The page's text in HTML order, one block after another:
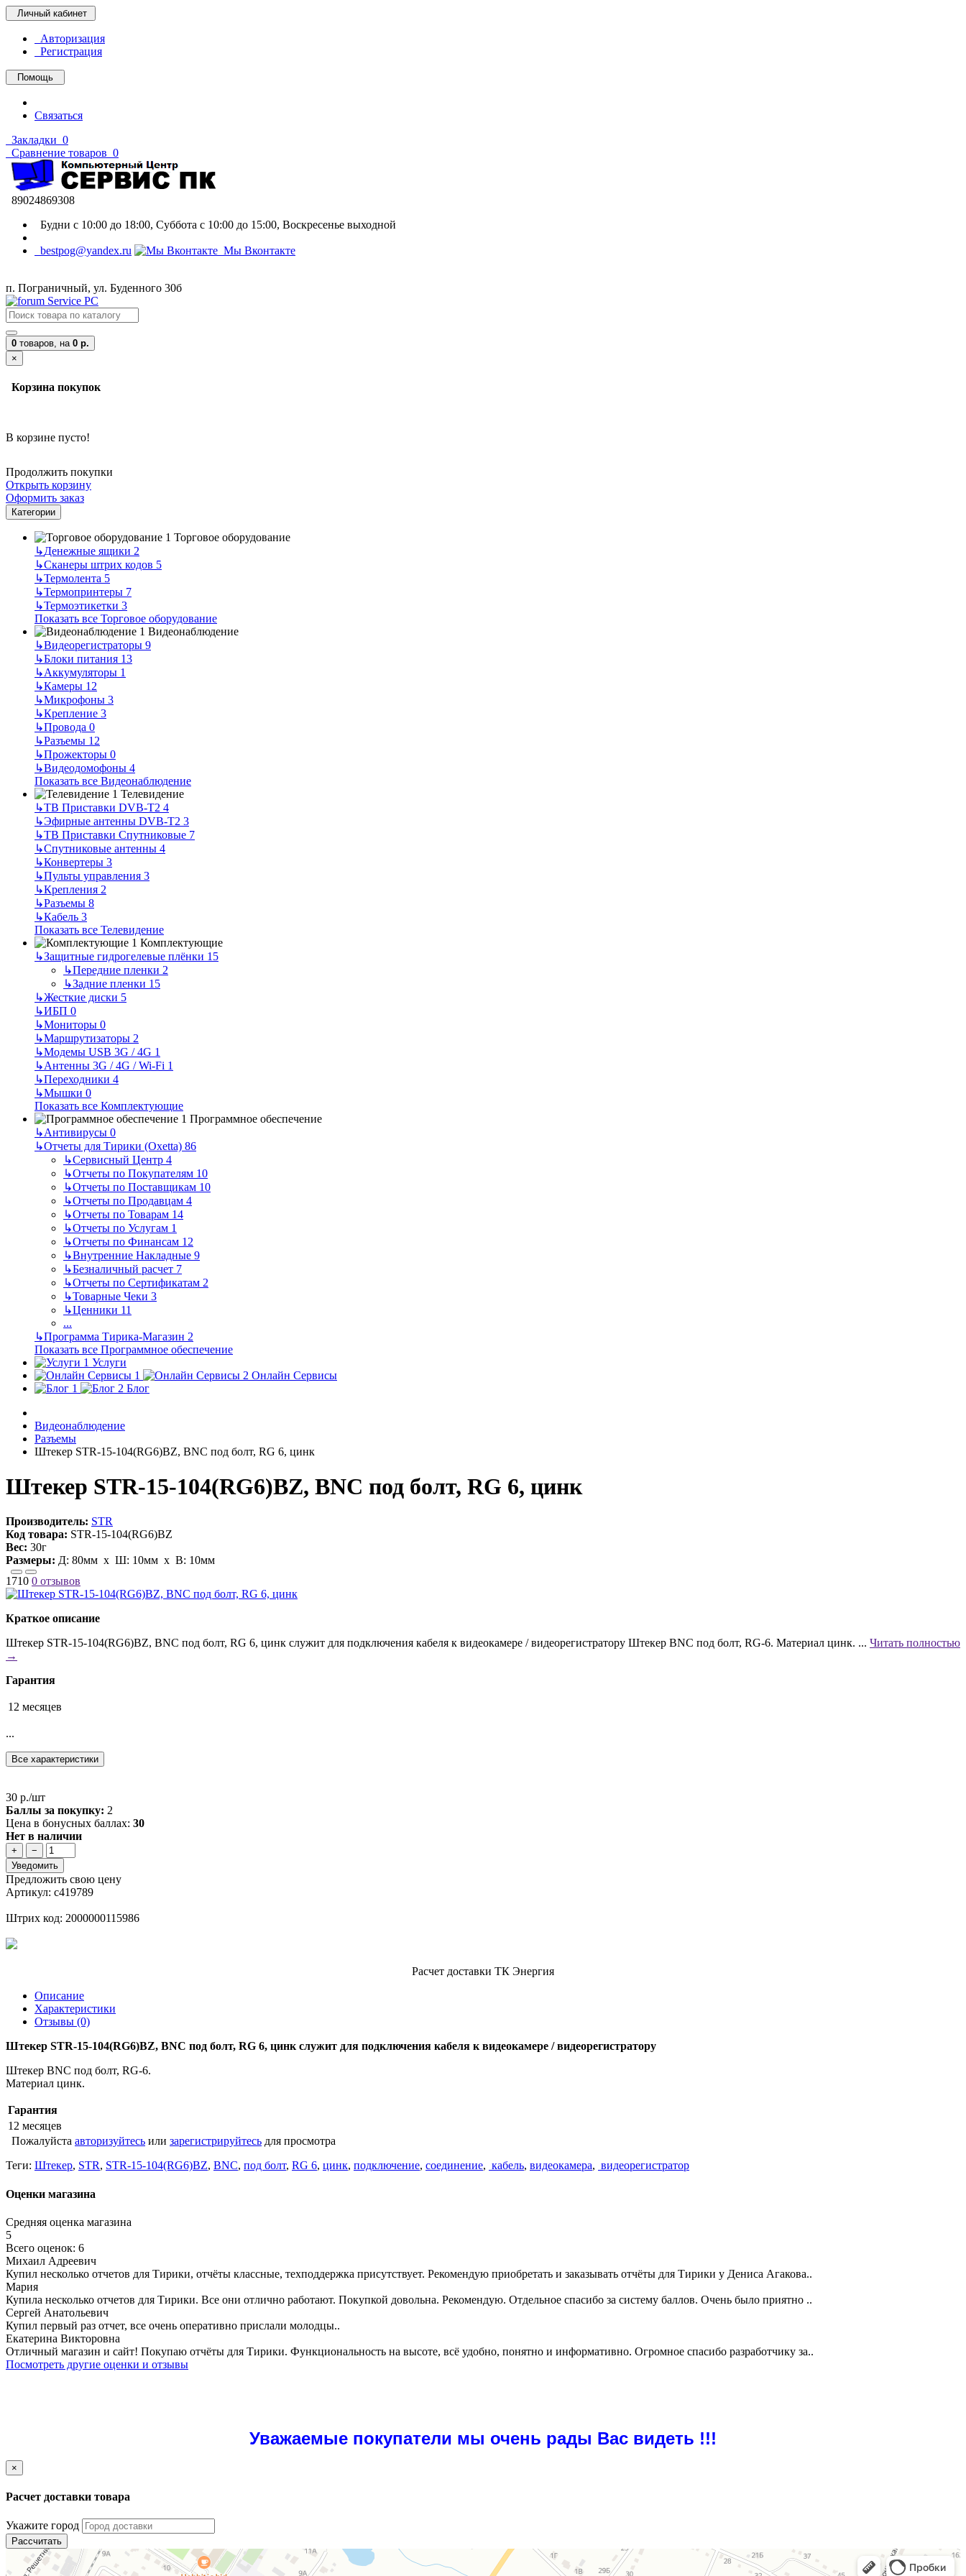
Личный кабинет
Авторизация
Регистрация
Помощь
Связаться
Закладки 0
Сравнение товаров 0
89024869308
Будни с 10:00 до 18:00, Суббота с 10:00 до 15:00, Воскресенье выходной
bestpog@yandex.ru Мы Вконтакте
п. Пограничный, ул. Буденного 30б
0 товаров, на 0 р.
×
Корзина покупок
В корзине пусто!
Продолжить покупки
Открыть корзину
Оформить заказ
Категории
Торговое оборудование
↳Денежные ящики 2
↳Сканеры штрих кодов 5
↳Термолента 5
↳Термопринтеры 7
↳Термоэтикетки 3
Показать все Торговое оборудование
Видеонаблюдение
↳Видеорегистраторы 9
↳Блоки питания 13
↳Аккумуляторы 1
↳Камеры 12
↳Микрофоны 3
↳Крепление 3
↳Провода 0
↳Разъемы 12
↳Прожекторы 0
↳Видеодомофоны 4
Показать все Видеонаблюдение
Телевидение
↳ТВ Приставки DVB-T2 4
↳Эфирные антенны DVB-T2 3
↳ТВ Приставки Спутниковые 7
↳Спутниковые антенны 4
↳Конвертеры 3
↳Пульты управления 3
↳Крепления 2
↳Разъемы 8
↳Кабель 3
Показать все Телевидение
Комплектующие
↳Защитные гидрогелевые плёнки 15
↳Передние пленки 2
↳Задние пленки 15
↳Жесткие диски 5
↳ИБП 0
↳Мониторы 0
↳Маршрутизаторы 2
↳Модемы USB 3G / 4G 1
↳Антенны 3G / 4G / Wi-Fi 1
↳Переходники 4
↳Мышки 0
Показать все Комплектующие
Программное обеспечение
↳Антивирусы 0
↳Отчеты для Тирики (Oxetta) 86
↳Сервисный Центр 4
↳Отчеты по Покупателям 10
↳Отчеты по Поставщикам 10
↳Отчеты по Продавцам 4
↳Отчеты по Товарам 14
↳Отчеты по Услугам 1
↳Отчеты по Финансам 12
↳Внутренние Накладные 9
↳Безналичный расчет 7
↳Отчеты по Сертификатам 2
↳Товарные Чеки 3
↳Ценники 11
...
↳Программа Тирика-Магазин 2
Показать все Программное обеспечение
Услуги
Онлайн Сервисы
Блог
Видеонаблюдение
Разъемы
Штекер STR-15-104(RG6)BZ, BNC под болт, RG 6, цинк
Штекер STR-15-104(RG6)BZ, BNC под болт, RG 6, цинк
Производитель: STR
Код товара: STR-15-104(RG6)BZ
Вес: 30г
Размеры: Д: 80мм х Ш: 10мм x В: 10мм
1710 0 отзывов
Краткое описание
Штекер STR-15-104(RG6)BZ, BNC под болт, RG 6, цинк служит для подключения кабеля к видеокамере / видеорегистратору Штекер BNC под болт, RG-6. Материал цинк. ... Читать полностью
→
Гарантия
12 месяцев
...
Все характеристики
30 р./шт
Баллы за покупку: 2
Цена в бонусных баллах: 30
Нет в наличии
+
−
Уведомить
Предложить свою цену
Артикул: с419789
Штрих код: 2000000115986
Расчет доставки ТК Энергия
Описание
Характеристики
Отзывы (0)
Штекер STR-15-104(RG6)BZ, BNC под болт, RG 6, цинк служит для подключения кабеля к видеокамере / видеорегистратору
Штекер BNC под болт, RG-6.
Материал цинк.
Гарантия
12 месяцев
Пожалуйста авторизуйтесь или зарегистрируйтесь для просмотра
Теги: Штекер, STR, STR-15-104(RG6)BZ, BNC, под болт, RG 6, цинк, подключение, соединение, кабель, видеокамера, видеорегистратор
Оценки магазина
Средняя оценка магазина
5
Всего оценок: 6
Михаил Адреевич
Купил несколько отчетов для Тирики, отчёты классные, техподдержка присутствует. Рекомендую приобретать и заказывать отчёты для Тирики у Дениса Агакова..
Мария
Купила несколько отчетов для Тирики. Все они отлично работают. Покупкой довольна. Рекомендую. Отдельное спасибо за систему баллов. Очень было приятно ..
Сергей Анатольевич
Купил первый раз отчет, все очень оперативно прислали молодцы..
Екатерина Викторовна
Отличный магазин и сайт! Покупаю отчёты для Тирики. Функциональность на высоте, всё удобно, понятно и информативно. Огромное спасибо разработчику за..
Посмотреть другие оценки и отзывы
Уважаемые покупатели мы очень рады Вас видеть !!!
×
Расчет доставки товара
Укажите город
Рассчитать